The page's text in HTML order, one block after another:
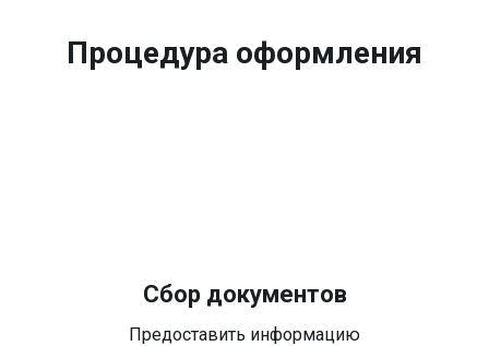
Процедура оформления
Сбор документов
Предоставить информацию